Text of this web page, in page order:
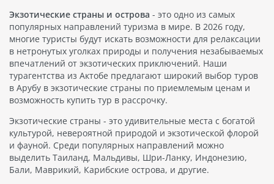
Экзотические страны и острова - это одно из самых
популярных направлений туризма в мире. В 2026 году,
многие туристы будут искать возможности для релаксации
в нетронутых уголках природы и получения незабываемых
впечатлений от экзотических приключений. Наши
турагентства из Актобе предлагают широкий выбор туров
в Арубу в экзотические страны по приемлемым ценам и
возможность купить тур в рассрочку.
Экзотические страны - это удивительные места с богатой
культурой, невероятной природой и экзотической флорой
и фауной. Среди популярных направлений можно
выделить Таиланд, Мальдивы, Шри-Ланку, Индонезию,
Бали, Маврикий, Карибские острова, и другие.